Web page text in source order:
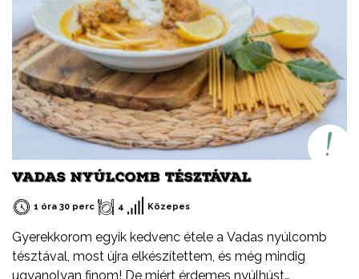
VADAS NYÚLCOMB TÉSZTÁVAL
1 óra 30 perc 4 Közepes
Gyerekkorom egyik kedvenc étele a Vadas nyúlcomb
tésztával, most újra elkészítettem, és még mindig
ugyanolyan finom! De miért érdemes nyúlhúst